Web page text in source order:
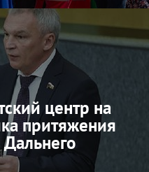
центр на
притяжения